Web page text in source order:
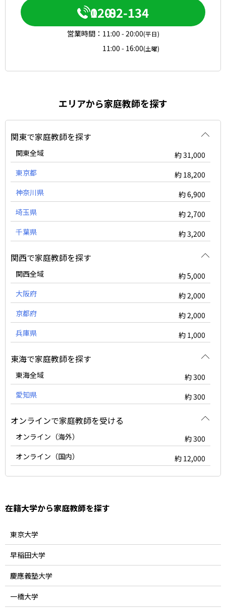
0120-082-134
営業時間： 11:00 - 20:00(平日)
11:00 - 16:00(土曜)
エリアから家庭教師を探す
関東で家庭教師を探す
関東全域
約 31,000
東京都
約 18,200
神奈川県
約 6,900
埼玉県
約 2,700
千葉県
約 3,200
関西で家庭教師を探す
関西全域
約 5,000
大阪府
約 2,000
京都府
約 2,000
兵庫県
約 1,000
東海で家庭教師を探す
東海全域
約 300
愛知県
約 300
オンラインで家庭教師を受ける
オンライン（海外）
約 300
オンライン（国内）
約 12,000
在籍大学から家庭教師を探す
東京大学
早稲田大学
慶應義塾大学
一橋大学